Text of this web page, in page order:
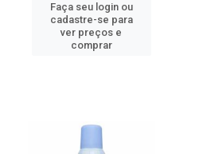
Faça seu login ou
cadastre-se para
ver preços e
comprar